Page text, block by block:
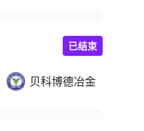
贝科博德冶金
已结束